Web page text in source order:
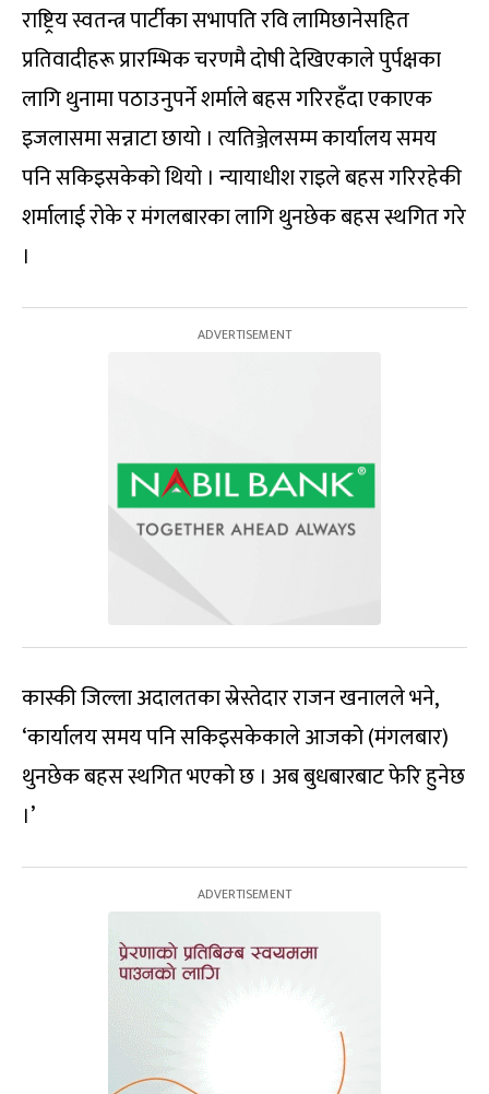
राष्ट्रिय स्वतन्त्र पार्टीका सभापति रवि लामिछानेसहित
प्रतिवादीहरू प्रारम्भिक चरणमै दोषी देखिएकाले पुर्पक्षका
लागि थुनामा पठाउनुपर्ने शर्माले बहस गरिरहँदा एकाएक
इजलासमा सन्नाटा छायो । त्यतिञ्जेलसम्म कार्यालय समय
पनि सकिइसकेको थियो । न्यायाधीश राइले बहस गरिरहेकी
शर्मालाई रोके र मंगलबारका लागि थुनछेक बहस स्थगित गरे
।
कास्की जिल्ला अदालतका स्रेस्तेदार राजन खनालले भने,
‘कार्यालय समय पनि सकिइसकेकाले आजको (मंगलबार)
थुनछेक बहस स्थगित भएको छ । अब बुधबारबाट फेरि हुनेछ
।’